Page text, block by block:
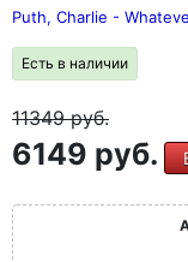
Puth, Charlie -
Есть в наличии
11349руб.
6149 руб.